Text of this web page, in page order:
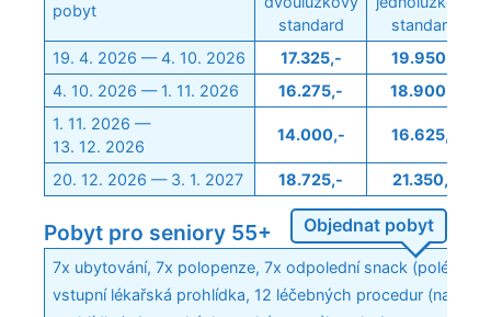
pobyt
standard
standard
19. 4. 2026 — 4. 10. 2026 17.325,-
19.950,-
4. 10. 2026 — 1. 11. 2026
16.275,-
18.900,-
1. 11. 2026 —
13. 12. 2026
14.000,- 16.625,-
20. 12. 2026 — 3. 1. 2027 18.725,- 21.350,-
Pobyt pro seniory 55+ Objednat pobyt
7x ubytování, 7x polopenze, 7x odpolední snack (polévka
vstupní lékařská prohlídka, 12 léčebných procedur (na